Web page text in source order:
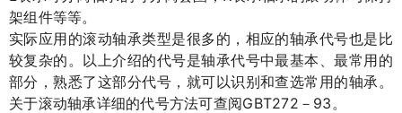
架组件等等。
实际应用的滚动轴承类型是很多的，相应的轴承代号也是比
较复杂的。以上介绍的代号是轴承代号中最基本、最常用的
部分，熟悉了这部分代号，就可以识别和查选常用的轴承。
关于滚动轴承详细的代号方法可查阅GBT272 － 93 。